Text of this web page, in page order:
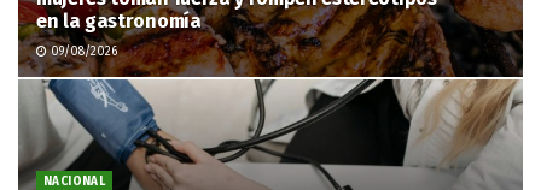
en la gastronomía
09/08/2026
NACIONAL